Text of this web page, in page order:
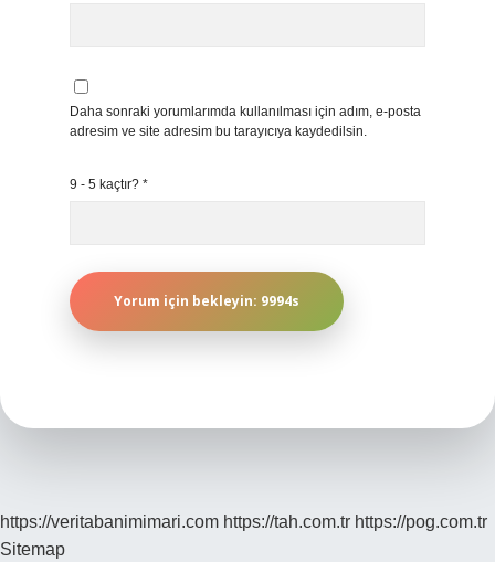
Daha sonraki yorumlarımda kullanılması için adım, e-posta
adresim ve site adresim bu tarayıcıya kaydedilsin.
9 - 5 kaçtır? *
https://veritabanimimari.com https://tah.com.tr https://pog.com.tr
Sitemap